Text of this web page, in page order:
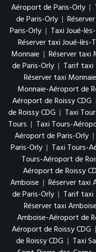
Aéroport de Paris-Orly |
de Paris-Orly |
Paris-Orly | Taxi Joué-
Réserver taxi Joué-lès-
Monnaie | Réserver taxi
de Paris-Orly | Tarif taxi
Réserver taxi
Monnaie-Aéroport de
Aéroport de Roissy CDG |
de Roissy CDG | Taxi
Tours | Taxi Tours-
Aéroport de Paris-Orly |
Paris-Orly | Taxi Tours-
Tours-Aéroport de
Aéroport de Roissy
Amboise | Réserver taxi
de Paris-Orly | Tarif taxi
Réserver taxi
Amboise-Aéroport de
Aéroport de Roissy CDG |
de Roissy CDG | Taxi